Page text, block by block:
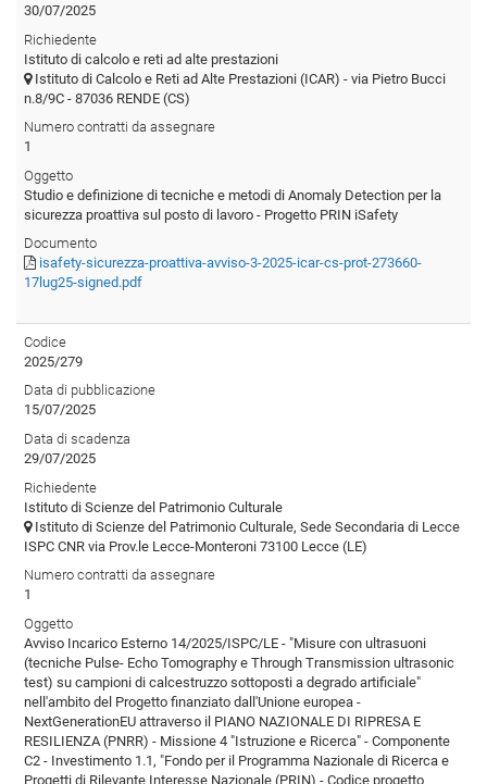
30/07/2025
Richiedente
Istituto di calcolo e reti ad alte prestazioni
Istituto di Calcolo e Reti ad Alte Prestazioni (ICAR) - via Pietro Bucci
n.8/9C - 87036 RENDE (CS)
Numero contratti da assegnare
1
Oggetto
Studio e definizione di tecniche e metodi di Anomaly Detection per la
sicurezza proattiva sul posto di lavoro - Progetto PRIN iSafety
Documento
isafety-sicurezza-proattiva-avviso-3-2025-icar-cs-prot-273660-
17lug25-signed.pdf
Codice
2025/279
Data di pubblicazione
15/07/2025
Data di scadenza
29/07/2025
Richiedente
Istituto di Scienze del Patrimonio Culturale
Istituto di Scienze del Patrimonio Culturale, Sede Secondaria di Lecce
ISPC CNR via Prov.le Lecce-Monteroni 73100 Lecce (LE)
Numero contratti da assegnare
1
Oggetto
Avviso Incarico Esterno 14/2025/ISPC/LE - "Misure con ultrasuoni
(tecniche Pulse- Echo Tomography e Through Transmission ultrasonic
test) su campioni di calcestruzzo sottoposti a degrado artificiale"
nell'ambito del Progetto finanziato dall'Unione europea -
NextGenerationEU attraverso il PIANO NAZIONALE DI RIPRESA E
RESILIENZA (PNRR) - Missione 4 "Istruzione e Ricerca" - Componente
C2 - Investimento 1.1, "Fondo per il Programma Nazionale di Ricerca e
Progetti di Rilevante Interesse Nazionale (PRIN) - Codice progetto